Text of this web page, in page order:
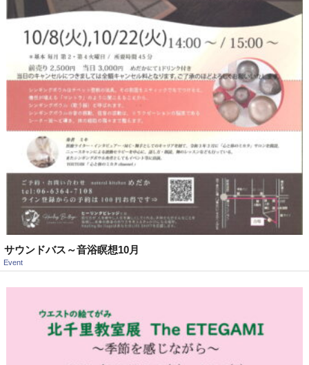
サウンドバス～音浴瞑想10月
Event